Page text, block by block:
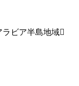
ラビア半島地域